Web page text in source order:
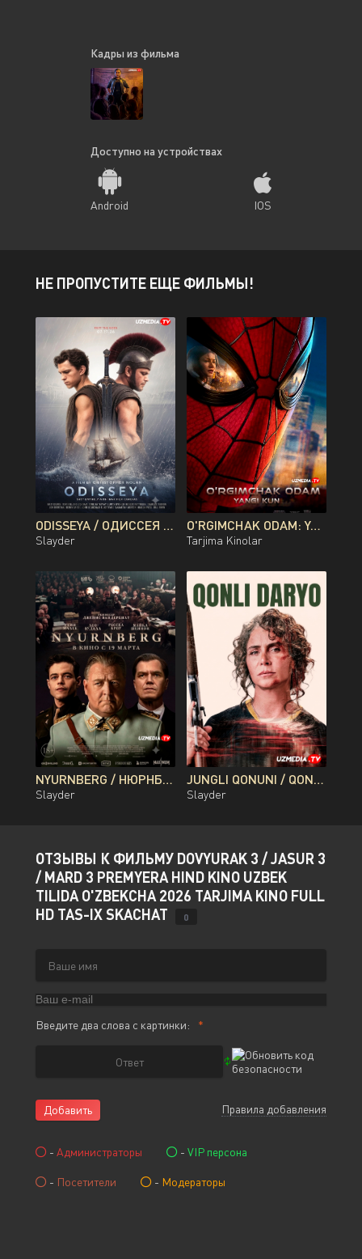
Кадры из фильма
Доступно на устройствах
Android IOS
НЕ ПРОПУСТИТЕ ЕЩЕ ФИЛЬМЫ!
ODISSEYA / ОДИССЕЯ PREMYERA KRISTOFER NOLAN FILMI UZBEK TILIDA O'ZBEKCHA 2026 TARJIMA KINO FULL HD TAS-IX SKACHAT
Slayder
O'RGIMCHAK ODAM: YANGI KUN PREMYERA UZBEK TILIDA O'ZBEKCHA 2026 TARJIMA KINO FULL HD TAS-IX SKACHAT
Tarjima Kinolar
NYURNBERG / НЮРНБЕРГ / NUREMBERG PREMYERA UZBEK TILIDA O'ZBEKCHA 2026 TARJIMA KINO FULL HD TAS-IX SKACHAT
Slayder
JUNGLI QONUNI / QONLI DARYO / QON DARYOSI BRAZILIYA FILMI UZBEK TILIDA O'ZBEKCHA 2026 TARJIMA KINO FULL HD TAS-IX SKACHAT
Slayder
ОТЗЫВЫ К ФИЛЬМУ DOVYURAK 3 / JASUR 3
/ MARD 3 PREMYERA HIND KINO UZBEK
TILIDA O'ZBEKCHA 2026 TARJIMA KINO FULL
HD TAS-IX SKACHAT
0
Введите два слова с картинки:
Добавить Правила добавления
- Администраторы - VIP персона
- Посетители - Модераторы